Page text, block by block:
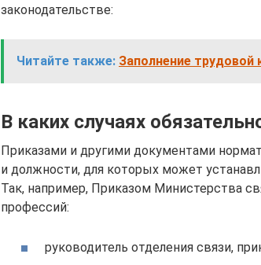
законодательстве:
Читайте также: Заполнение трудовой
В каких случаях
Приказами и другими документами
и должности, для которых может
Так, например, Приказом Министерства
профессий:
руководитель отделения связи,